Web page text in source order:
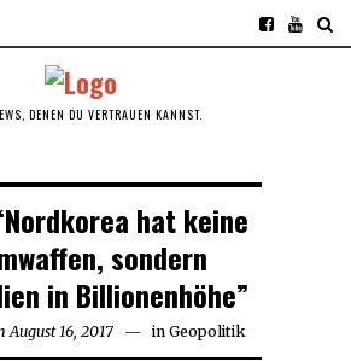
DENEN DU VERTRAUEN KANNST.
hat keine
sondern
in Billionenhöhe”
August 16, 2017Augustin Geopolitik